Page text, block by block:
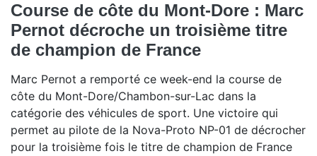
Course de côte du Mont-Dore : Marc
Pernot décroche un troisième titre
de champion de France
Marc Pernot a remporté ce week-end la course de
côte du Mont-Dore/Chambon-sur-Lac dans la
catégorie des véhicules de sport. Une victoire qui
permet au pilote de la Nova-Proto NP-01 de décrocher
pour la troisième fois le titre de champion de France